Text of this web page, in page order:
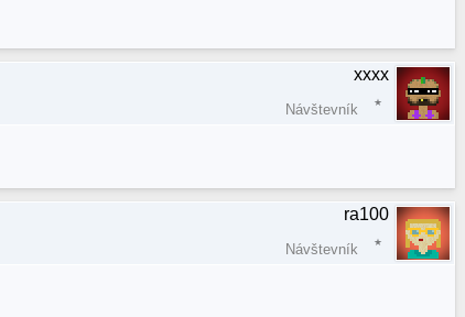
xxxx
Návštevník
ra100
Návštevník